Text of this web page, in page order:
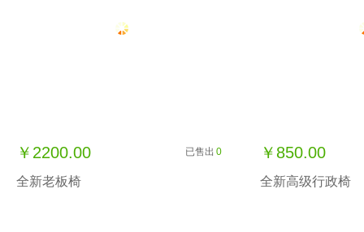
￥2200.00 已售出 0
全新老板椅
￥850.00
全新高级行政椅